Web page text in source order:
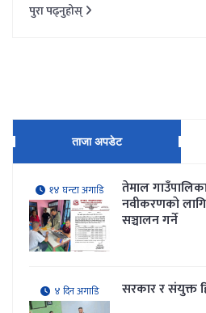
पुरा पढ्नुहोस्
ताजा अपडेट
१४ घन्टा अगाडि तेमाल
नवीकरणकाे लागि
सञ्चालन गर्ने
४ दिन अगाडि सरकार र संयुक्त